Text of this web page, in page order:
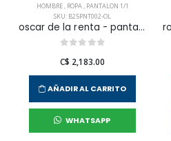
HOMBRE, ROPA, PANTALON 1/1
SKU: B25PNT002-OL
oscar de la renta - pantalon 1/1 pocket vestir para hombre
C$ 2,183.00
AÑADIR AL CARRITO
WHATSAPP